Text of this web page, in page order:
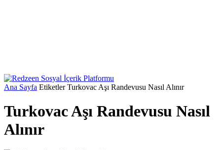
Ana Sayfa Etiketler Turkovac Aşı Randevusu Nasıl Alınır
Turkovac Aşı Randevusu Nasıl
Alınır